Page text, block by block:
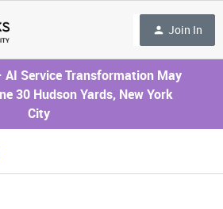
Join In
AI Service Transformation May
30 Hudson Yards, New York
City